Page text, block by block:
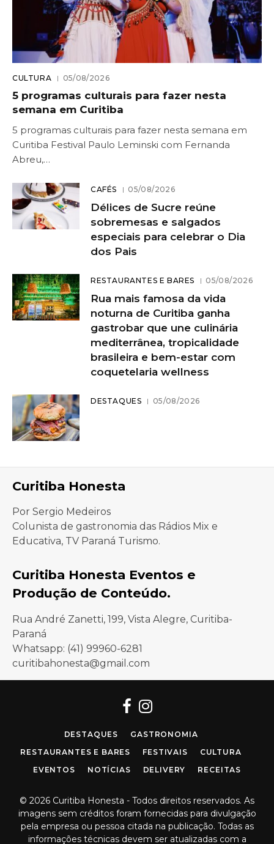
CULTURA 05/08/2026
5 programas culturais para fazer nesta
semana em Curitiba
5 programas culturais para fazer nesta semana em
Curitiba Festival Paulo Leminski com Fernanda
Abreu,…
CAFÉS 05/08/2026
Délices de Sucre reúne
sobremesas e salgados
especiais para celebrar o Dia
dos Pais
RESTAURANTES E BARES 05/08/2026
Rua mais famosa da vida
noturna de Curitiba ganha
gastrobar que une culinária
mediterrânea, tropicalidade
brasileira e bem-estar com
coquetelaria wellness
DESTAQUES 05/08/2026
Curitiba Honesta
Por Sergio Medeiros
Colunista de gastronomia das Rádios Mix e
Educativa, TV Paraná Turismo.
Curitiba Honesta Eventos e
Produção de Conteúdo.
Rua André Zanetti, 199, Vista Alegre, Curitiba-
Paraná
Whatsapp: (41) 99960-6281
curitibahonesta@gmail.com
Facebook
Instagram
DESTAQUES
GASTRONOMIA
RESTAURANTES E BARES
FESTIVAIS
CULTURA
EVENTOS
NOTÍCIAS DELIVERY RECEITAS
© 2026 Curitiba Honesta - Todos direitos reservados. As
imagens sem créditos foram fornecidas para divulgação
pela empresa ou pessoa citada na publicação. Todas as
informações técnicas devem ser atualizadas com a